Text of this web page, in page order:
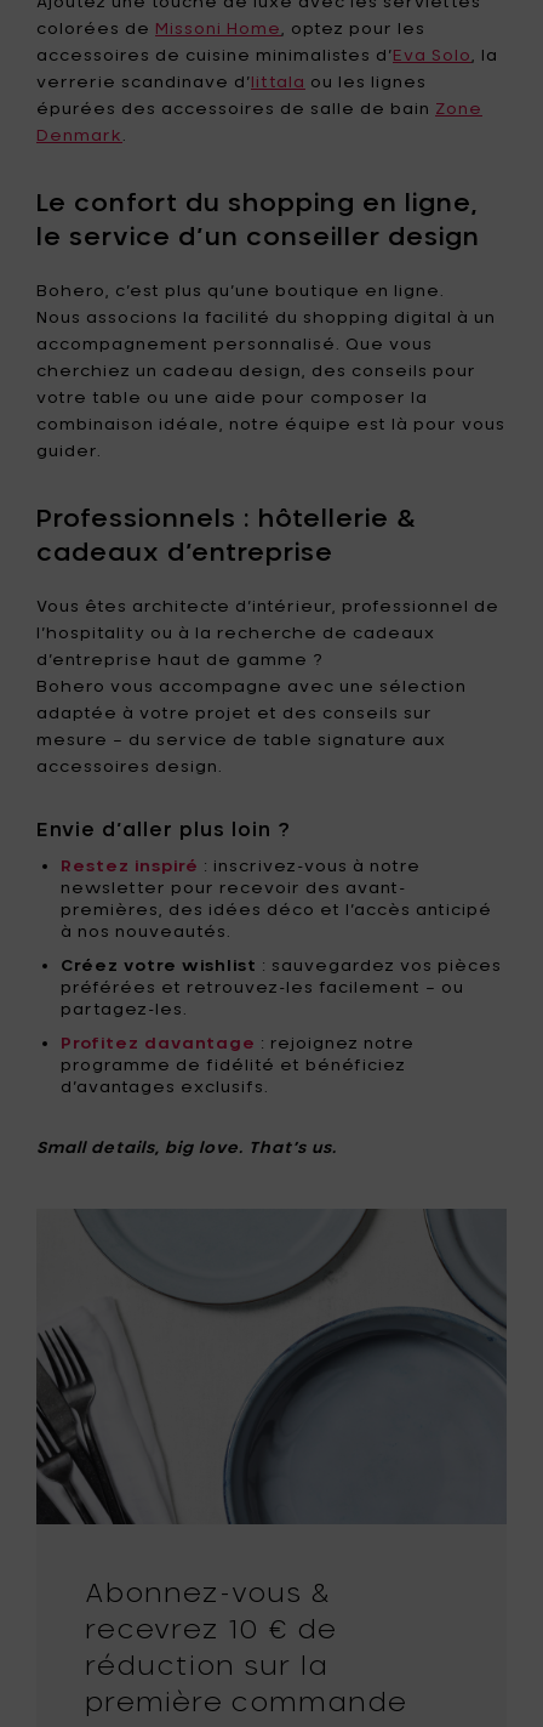
colorées de Missoni Home
, optez pour les
accessoires de cuisine minimalistes d’Eva Solo
, la
verrerie scandinave d’Iittala ou les lignes
épurées des accessoires de salle de bain Zone
Denmark
Le confort du shopping en ligne,
le service d’un conseiller design
Bohero, c’est plus qu’une boutique en ligne.
Nous associons la facilité du shopping digital à un
accompagnement personnalisé. Que vous
cherchiez un cadeau design, des conseils pour
votre table ou une aide pour composer la
combinaison idéale, notre équipe est là pour vous
guider.
Professionnels : hôtellerie &
cadeaux d’entreprise
Vous êtes architecte d’intérieur, professionnel de
l’hospitality ou à la recherche de cadeaux
d’entreprise haut de gamme ?
Bohero vous accompagne avec une sélection
adaptée à votre projet et des conseils sur
mesure – du service de table signature aux
accessoires design.
Envie d’aller plus loin ?
Restez inspiré : inscrivez-vous à notre
newsletter pour recevoir des avant-
premières, des idées déco et l’accès anticipé
à nos nouveautés.
Créez votre wishlist : sauvegardez vos pièces
préférées et retrouvez-les facilement – ou
partagez-les.
Profitez davantage : rejoignez notre
programme de fidélité et bénéficiez
d’avantages exclusifs.
Small details, big love. That’s us.
Abonnez-vous &
recevrez 10 € de
réduction sur la
première commande